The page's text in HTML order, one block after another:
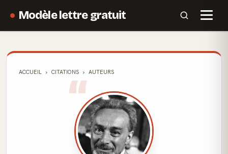
Modèle lettre gratuit
ACCUEIL CITATIONS AUTEURS